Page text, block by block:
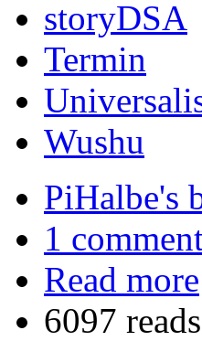
storyDSA
Termin
Wushu
PiHalbe's
1
Read more
6097 reads